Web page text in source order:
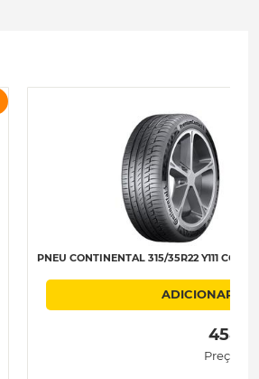
PNEU CONTINENTAL 315/35R22 Y111
ADICIONAR
Preço